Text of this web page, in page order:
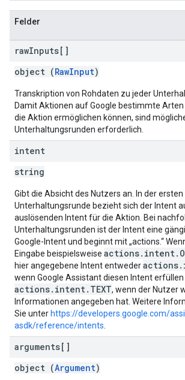
Felder
rawInputs[]
object (RawInput)
Transkription von Rohdaten zu jeder
Damit Aktionen auf Google bestimmte
die Aktion ermöglichen können, sind
Unterhaltungsrunden erforderlich.
intent
string
Gibt die Absicht des Nutzers an. In der ersten
Unterhaltungsrunde bezieht sich der Intent
auslösenden Intent für die Aktion. Bei
Unterhaltungsrunden ist der Intent eine
Google-Intent und beginnt mit „actions.“
Eingabe beispielsweise
hier angegebene Intent entweder
wenn Google Assistant diesen Intent
actions.intent.TEXT, wenn der Nutzer
Informationen angegeben hat. Weitere
Sie unter https://developers.google.com/
asdk/reference/intents
arguments[]
object (Argument)